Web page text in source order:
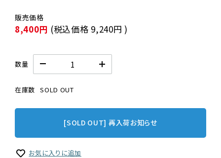
8,400円 (税込価格 9,240円 )
数量
在庫数 SOLD OUT
[SOLD OUT] 再入荷お知らせ
お気に入りに追加